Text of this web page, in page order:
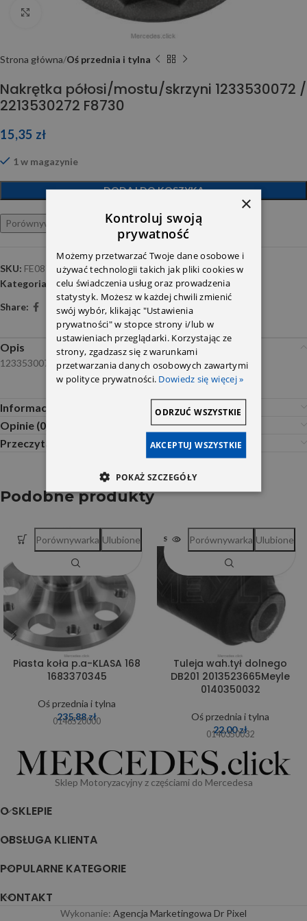
Click to enlarge
Strona główna Oś przednia i tylna
Nakrętka półosi/mostu/skrzyni 1233530072 /
2213530272 F8730
15,35 zł
1 w magazynie
DODAJ DO KOSZYKA
Porównywarka Ulubione
SKU: FE08730
Kategoria:
Oś przednia i tylna
Share:
Opis
1233530072 Febi
Informacje dodatkowe
Opinie (0)
Przeczytaj Przed Zakupem
Podobne produkty
Piasta koła p.a-KLASA 168
1683370345
Oś przednia i tylna
235,88zł
0146520000
Porównywarka Ulubione SOLD OUT
Tuleja wah.tył dolnego
DB201 2013523665Meyle
0140350032
Oś przednia i tylna
22,00zł
0140350032
Porównywarka Ulubione
Sklep Motoryzacyjny z częściami do Mercedesa
O SKLEPIE
OBSŁUGA KLIENTA
POPULARNE KATEGORIE
KONTAKT
Wykonanie: Agencja Marketingowa Dr Pixel
×
Kontroluj swoją
prywatność
Możemy przetwarzać Twoje dane osobowe i
używać technologii takich jak pliki cookies w
celu świadczenia usług oraz prowadzenia
statystyk. Możesz w każdej chwili zmienić
swój wybór, klikając "Ustawienia
prywatności" w stopce strony i/lub w
ustawieniach przeglądarki. Korzystając ze
strony, zgadzasz się z warunkami
przetwarzania danych osobowych zawartymi
w polityce prywatności. Dowiedz się więcej »
AKCEPTUJ WSZYSTKIE
ODRZUĆ WSZYSTKIE
POKAŻ SZCZEGÓŁY